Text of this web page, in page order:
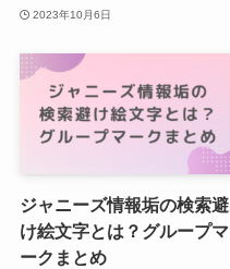
2023年10月6日
ジャニーズ情報垢の検索避
け絵文字とは？グループマ
ークまとめ